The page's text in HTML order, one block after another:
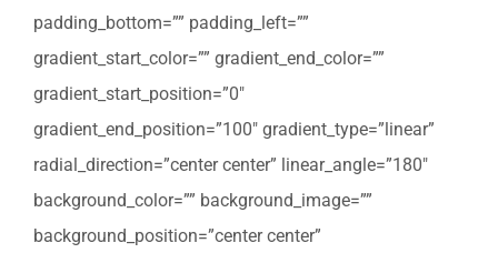
padding_bottom=”” padding_left=””
gradient_start_color=”” gradient_end_color=””
gradient_start_position=”0″
gradient_end_position=”100″ gradient_type=”linear”
radial_direction=”center center” linear_angle=”180″
background_color=”” background_image=””
background_position=”center center”